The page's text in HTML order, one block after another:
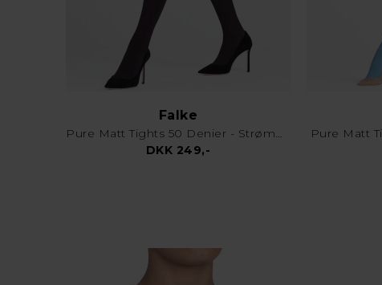
Falke
Pure Matt Tights 50 Denier - Strømpebukser - Sort
DKK 249,-
Pure Matt